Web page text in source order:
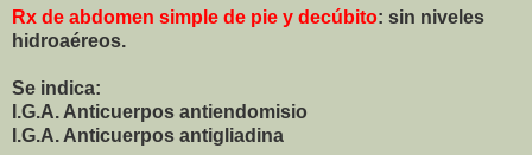
Rx de abdomen simple de pie y decúbito: sin niveles
hidroaéreos.
Se indica:
I.G.A. Anticuerpos antiendomisio
I.G.A. Anticuerpos antigliadina